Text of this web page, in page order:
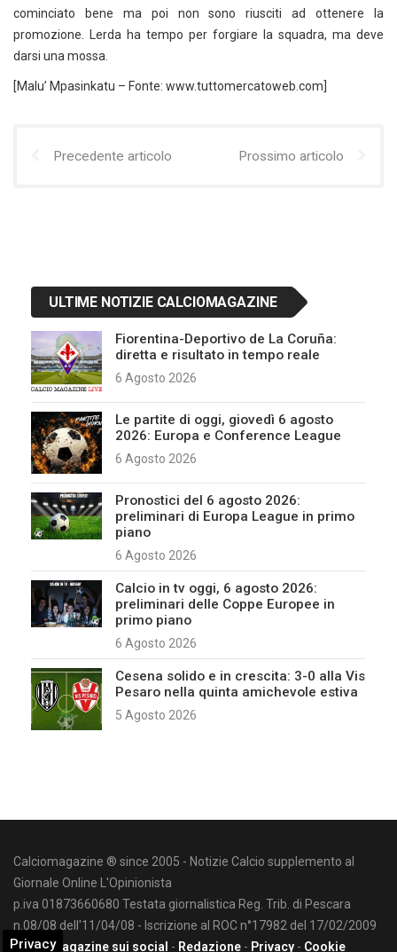
cominciato bene ma poi non sono riusciti ad ottenere la
promozione. Lerda ha tempo per forgiare la squadra, ma deve
darsi una mossa.
[Malu’ Mpasinkatu – Fonte: www.tuttomercatoweb.com]
Precedente articolo Prossimo articolo
ULTIME NOTIZIE CALCIOMAGAZINE
Fiorentina-Deportivo de La Coruña:
diretta e risultato in tempo reale
6 Agosto 2026
Le partite di oggi, giovedì 6 agosto
2026: Europa e Conference League
6 Agosto 2026
Pronostici del 6 agosto 2026:
preliminari di Europa League in primo
piano
6 Agosto 2026
Calcio in tv oggi, 6 agosto 2026:
preliminari delle Coppe Europee in
primo piano
6 Agosto 2026
Cesena solido e in crescita: 3-0 alla Vis
Pesaro nella quinta amichevole estiva
5 Agosto 2026
Calciomagazine ® since 2005 - Notizie Calcio supplemento al
Giornale Online L'Opinionista
p.iva 01873660680 Testata giornalistica Reg. Trib. di Pescara
n.08/08 dell'11/04/08 - Iscrizione al ROC n°17982 del 17/02/2009
Calciomagazine sui social - Redazione - Privacy - Cookie
Privacy